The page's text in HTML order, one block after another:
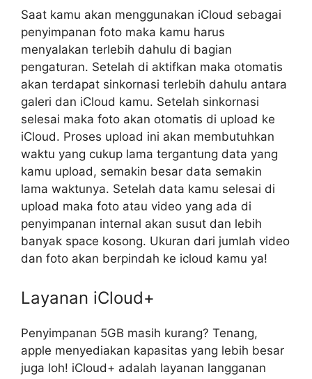
Saat kamu akan menggunakan iCloud sebagai
penyimpanan foto maka kamu harus
menyalakan terlebih dahulu di bagian
pengaturan. Setelah di aktifkan maka otomatis
akan terdapat sinkornasi terlebih dahulu antara
galeri dan iCloud kamu. Setelah sinkornasi
selesai maka foto akan otomatis di upload ke
iCloud. Proses upload ini akan membutuhkan
waktu yang cukup lama tergantung data yang
kamu upload, semakin besar data semakin
lama waktunya. Setelah data kamu selesai di
upload maka foto atau video yang ada di
penyimpanan internal akan susut dan lebih
banyak space kosong. Ukuran dari jumlah video
dan foto akan berpindah ke icloud kamu ya!
Layanan iCloud+
Penyimpanan 5GB masih kurang? Tenang,
apple menyediakan kapasitas yang lebih besar
juga loh! iCloud+ adalah layanan langganan